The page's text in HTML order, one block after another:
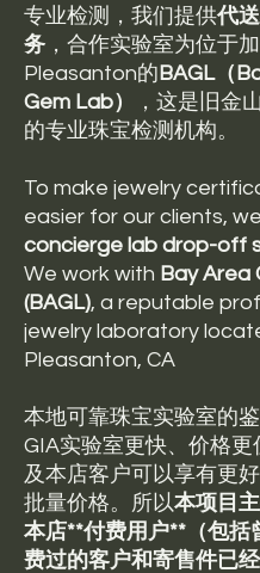
专业检测，我们提供代
务 ，合作实验室为位于
Pleasanton的BAGL（
Gem Lab）
，这是旧金
的专业珠宝检测机构。
To make jewelry
easier for our clients,
concierge lab drop-off
We work with Bay Area
(BAGL), a reputable
jewelry laboratory
Pleasanton, CA
本地可靠珠宝实验室的
GIA实验室更快、价格更
及本店客户可以享有更
批量价格。所以本项目
本店**付费用户**（包括
费过的客户和寄售件已